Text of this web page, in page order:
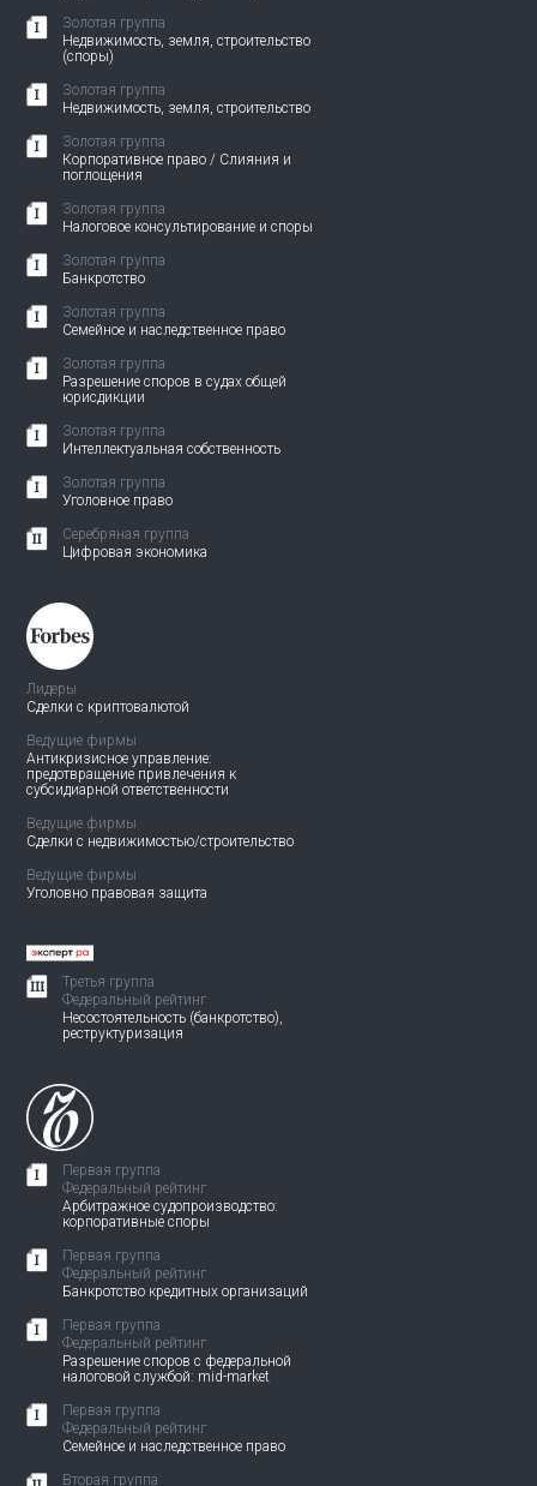
Золотая группа
Недвижимость, земля, строительство
(споры)
Золотая группа
Недвижимость, земля, строительство
Золотая группа
Корпоративное право / Слияния и
поглощения
Золотая группа
Налоговое консультирование и споры
Золотая группа
Банкротство
Золотая группа
Семейное и наследственное право
Золотая группа
Разрешение споров в судах общей
юрисдикции
Золотая группа
Интеллектуальная собственность
Золотая группа
Уголовное право
Серебряная группа
Цифровая экономика
Лидеры
Сделки с криптовалютой
Ведущие фирмы
Антикризисное управление:
предотвращение привлечения к
субсидиарной ответственности
Ведущие фирмы
Сделки с недвижимостью/строительство
Ведущие фирмы
Уголовно правовая защита
Третья группа
Федеральный рейтинг
Несостоятельность (банкротство),
реструктуризация
Первая группа
Федеральный рейтинг
Арбитражное судопроизводство:
корпоративные споры
Первая группа
Федеральный рейтинг
Банкротство кредитных организаций
Первая группа
Федеральный рейтинг
Разрешение споров с федеральной
налоговой службой: mid-market
Первая группа
Федеральный рейтинг
Семейное и наследственное право
Вторая группа